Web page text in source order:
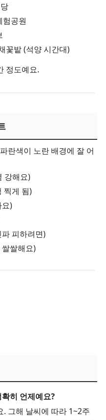
험공원
꽃밭 (석양 시간대)
정도예요.
란색이 노란 배경에 잘 어
강해요)
찍게 됨)
요)
피하려면)
쌀해요)
히 언제예요?
그해 날씨에 따라 1~2주